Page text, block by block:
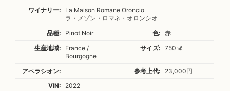
ワイナリー:
La Maison Romane Oroncio
ラ・メゾン・ロマネ・オロンシオ
品種:
Pinot Noir 色:
赤
生産地域:
France /
Bourgogne
サイズ: 750㎖
アペラシオン: 参考上代:
23,000円
VIN:
2022